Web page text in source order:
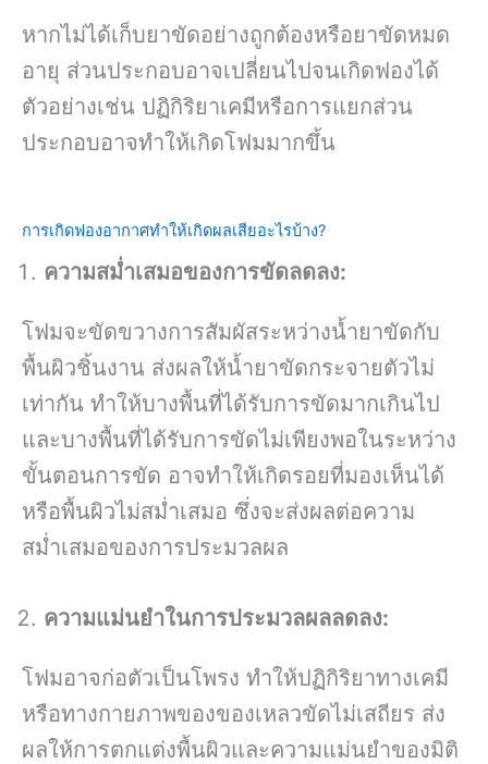
หากไม่ได้เก็บยาขัดอย่างถูกต้องหรือยาขัดหมด
อายุ ส่วนประกอบอาจเปลี่ยนไปจนเกิดฟองได้
ตัวอย่างเช่น ปฏิกิริยาเคมีหรือการแยกส่วน
ประกอบอาจทำให้เกิดโฟมมากขึ้น
การเกิดฟองอากาศทำให้เกิดผลเสียอะไรบ้าง?
ความสม่ำเสมอของการขัดลดลง:
โฟมจะขัดขวางการสัมผัสระหว่างน้ำยาขัดกับ
พื้นผิวชิ้นงาน ส่งผลให้น้ำยาขัดกระจายตัวไม่
เท่ากัน ทำให้บางพื้นที่ได้รับการขัดมากเกินไป
และบางพื้นที่ได้รับการขัดไม่เพียงพอในระหว่าง
ขั้นตอนการขัด อาจทำให้เกิดรอยที่มองเห็นได้
หรือพื้นผิวไม่สม่ำเสมอ ซึ่งจะส่งผลต่อความ
สม่ำเสมอของการประมวลผล
ความแม่นยำในการประมวลผลลดลง:
โฟมอาจก่อตัวเป็นโพรง ทำให้ปฏิกิริยาทางเคมี
หรือทางกายภาพของของเหลวขัดไม่เสถียร ส่ง
ผลให้การตกแต่งพื้นผิวและความแม่นยำของมิติ